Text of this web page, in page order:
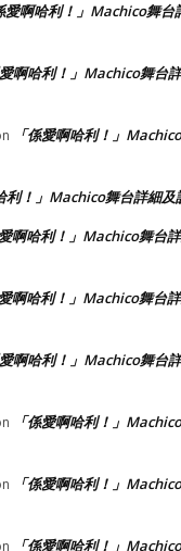
愛啊哈利！」Machico舞
愛啊哈利！」Machico舞台
「係愛啊哈利！」
利！」Machico舞台詳細
愛啊哈利！」Machico舞台
愛啊哈利！」Machico舞台
愛啊哈利！」Machico舞台
「係愛啊哈利！」
「係愛啊哈利！」
「係愛啊哈利！」